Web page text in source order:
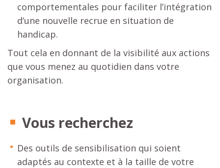
comportementales pour faciliter l’intégration
d’une nouvelle recrue en situation de
handicap.
Tout cela en donnant de la visibilité aux actions
que vous menez au quotidien dans votre
organisation.
Vous recherchez
Des outils de sensibilisation qui soient
adaptés au contexte et à la taille de votre